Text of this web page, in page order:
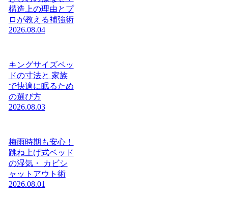
構造上の理由とプ
ロが教える補強術
2026.08.04
キングサイズベッ
ドの寸法と 家族
で快適に眠るため
の選び方
2026.08.03
梅雨時期も安心！
跳ね上げ式ベッド
の湿気・ カビシ
ャットアウト術
2026.08.01